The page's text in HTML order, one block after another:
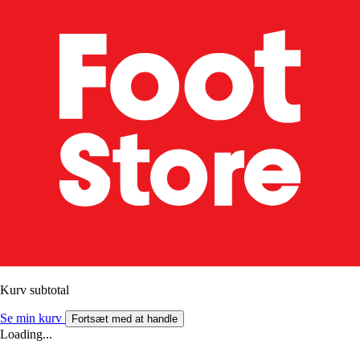
Kurv subtotal
Se min kurv Fortsæt med at handle
Loading...